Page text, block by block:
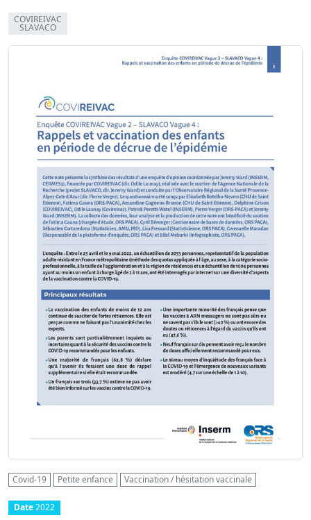
COVIREIVAC
SLAVACO
Covid-19 Petite enfance Vaccination / hésitation vaccinale
Date2022